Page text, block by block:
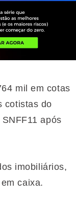
mil em cotas
cotistas do
após
imobiliários,
caixa.